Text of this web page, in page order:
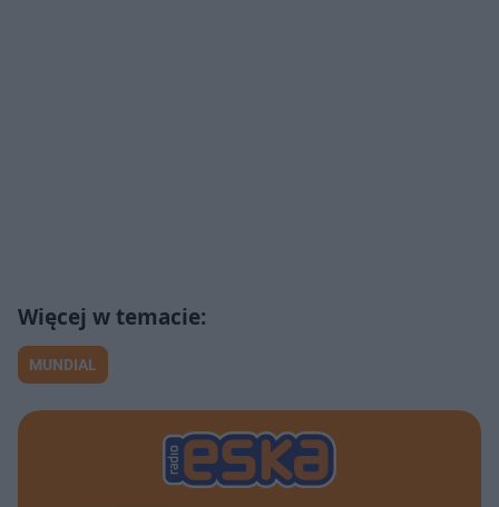
MUNDIAL